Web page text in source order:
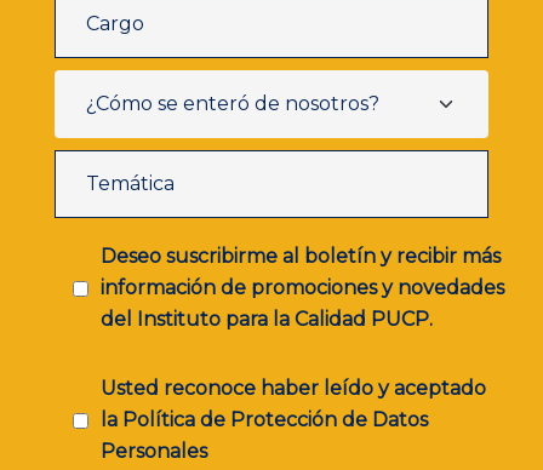
Deseo suscribirme al boletín y recibir más
información de promociones y novedades
del Instituto para la Calidad PUCP.
Usted reconoce haber leído y aceptado
la Política de Protección de Datos
Personales